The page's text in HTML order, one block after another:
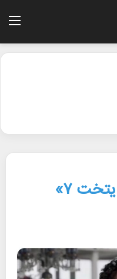
تیزر رسمی سریال «پایتخت ۷»